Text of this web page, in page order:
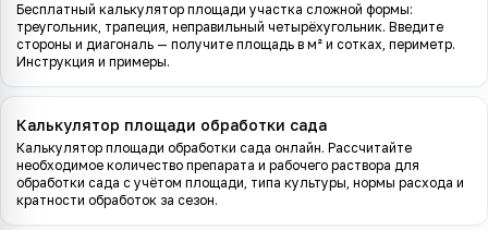
Бесплатный калькулятор площади участка сложной формы:
треугольник, трапеция, неправильный четырёхугольник. Введите
стороны и диагональ — получите площадь в м² и сотках, периметр.
Инструкция и примеры.
Калькулятор площади обработки сада
Калькулятор площади обработки сада онлайн. Рассчитайте
необходимое количество препарата и рабочего раствора для
обработки сада с учётом площади, типа культуры, нормы расхода и
кратности обработок за сезон.